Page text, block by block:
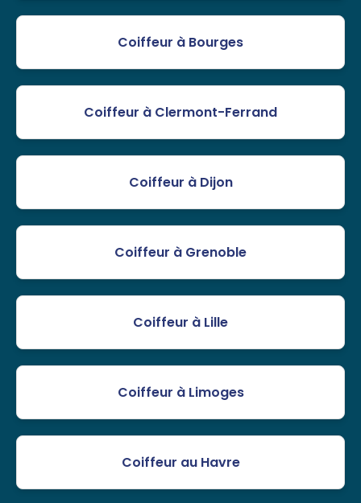
Coiffeur à Bourges
Coiffeur à Clermont-Ferrand
Coiffeur à Dijon
Coiffeur à Grenoble
Coiffeur à Lille
Coiffeur à Limoges
Coiffeur au Havre